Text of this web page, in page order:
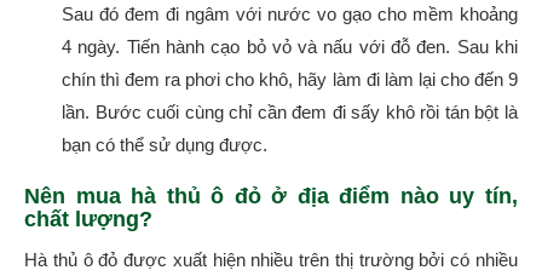
Sau đó đem đi ngâm với nước vo gạo cho mềm khoảng
4 ngày. Tiến hành cạo bỏ vỏ và nấu với đỗ đen. Sau khi
chín thì đem ra phơi cho khô, hãy làm đi làm lại cho đến 9
lần. Bước cuối cùng chỉ cần đem đi sấy khô rồi tán bột là
bạn có thể sử dụng được.
Nên mua hà thủ ô đỏ ở địa điểm nào uy tín,
chất lượng?
Hà thủ ô đỏ được xuất hiện nhiều trên thị trường bởi có nhiều